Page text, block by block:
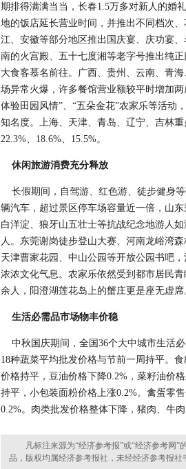
期排得满满当当，长春1.5万多对新人的婚
地的饭店延长营业时间，并推出不同档次
江、安徽等部分地区推出国庆宴、庆功宴
南的火宫殿、五十七度湘等老字号推出纯
大食客慕名前往。广西、贵州、云南、青
场异常火爆，许多餐馆营业额较平时增加
体验田园风情”、“五朵金花”农家乐等活动
知名度。上海、天津、青岛、辽宁、吉林重
22.3%、18.6%、15.5%。
休闲旅游消费充分释放
长假期间，自驾游、红色游、徒步健身
辆汽车，超过景区停车场容量近一倍，山
白洋淀、狼牙山五壮士等抗战纪念地游人
人。东莞谢岗徒步登山大赛、河南龙峪湾
天津曹家花园、中山公园等开放公园书吧
浓浓文化气息。农家乐依然受到都市居民
余人，阳澄湖莲花岛上的蟹庄更是座无虚席
生活必需品市场物丰价稳
中秋国庆期间，全国36个大中城市生活
18种蔬菜平均批发价格与节前一周持平。
价格持平，豆油价格下降0.2%，菜籽油价
持平，小包装面粉价格上涨0.2%。禽蛋零
0.2%。肉类批发价格整体下降，猪肉、牛
凡标注来源为“经济参考报”或“经济参考网”
品，版权均属经济参考报社，未经经济参考报社